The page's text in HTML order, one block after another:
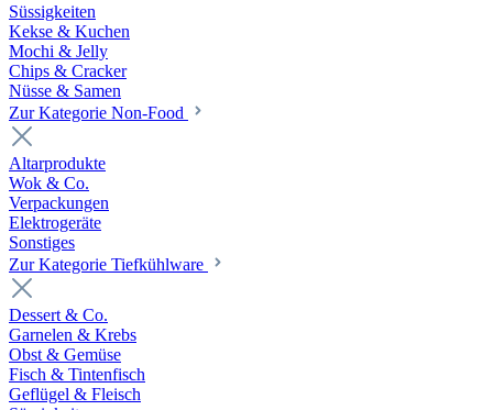
Süssigkeiten
Kekse & Kuchen
Mochi & Jelly
Chips & Cracker
Nüsse & Samen
Zur Kategorie Non-Food
Altarprodukte
Wok & Co.
Verpackungen
Elektrogeräte
Sonstiges
Zur Kategorie Tiefkühlware
Dessert & Co.
Garnelen & Krebs
Obst & Gemüse
Fisch & Tintenfisch
Geflügel & Fleisch